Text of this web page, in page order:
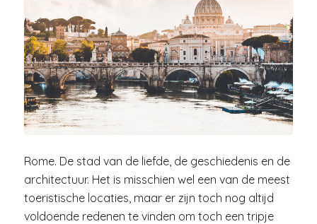
Rome. De stad van de liefde, de geschiedenis en de
architectuur. Het is misschien wel een van de meest
toeristische locaties, maar er zijn toch nog altijd
voldoende redenen te vinden om toch een tripje